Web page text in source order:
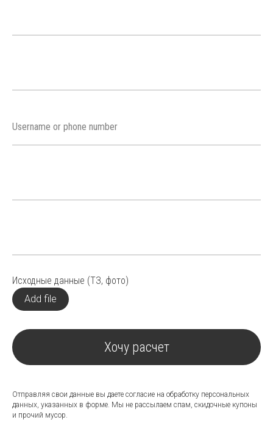
Исходные данные (ТЗ, фото)
Add file
Хочу расчет
Отправляя свои данные вы даете согласие на обработку персональных
данных, указанных в форме. Мы не рассылаем спам, скидочные купоны
и прочий мусор.